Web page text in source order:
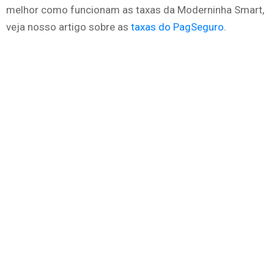
melhor como funcionam as taxas da Moderninha Smart,
veja nosso artigo sobre as taxas do PagSeguro.